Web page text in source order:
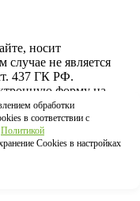
носит
не является
437 ГК РФ.
форму на
своих
обработки
в соответствии с
Политикой
Cookies в настройках